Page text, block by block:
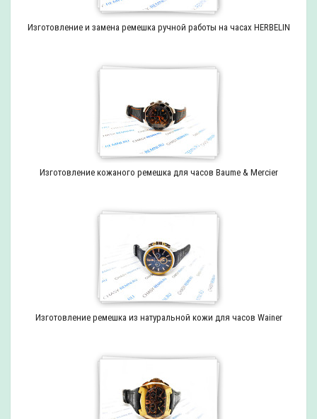
Изготовление и замена ремешка ручной работы на часах HERBELIN
Изготовление кожаного ремешка для часов Baume & Mercier
Изготовление ремешка из натуральной кожи для часов Wainer